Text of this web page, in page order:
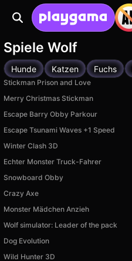
Spiele Wolf
Hunde Katzen Fuchs
Stickman Prison and Love
Merry Christmas Stickman
Escape Barry Obby Parkour
Escape Tsunami Waves +1 Speed
Winter Clash 3D
Echter Monster Truck-Fahrer
Snowboard Obby
Crazy Axe
Monster Mädchen Anzieh
Wolf simulator: Leader of the pack
Dog Evolution
Wild Hunter 3D